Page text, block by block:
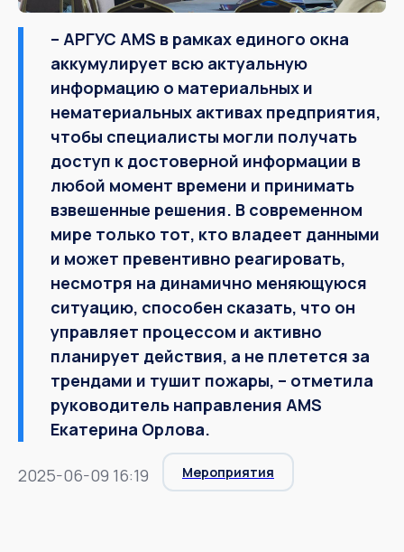
– АРГУС AMS в рамках единого окна
аккумулирует всю актуальную
информацию о материальных и
нематериальных активах предприятия,
чтобы специалисты могли получать
доступ к достоверной информации в
любой момент времени и принимать
взвешенные решения. В современном
мире только тот, кто владеет данными
и может превентивно реагировать,
несмотря на динамично меняющуюся
ситуацию, способен сказать, что он
управляет процессом и активно
планирует действия, а не плетется за
трендами и тушит пожары, – отметила
руководитель направления AMS
Екатерина Орлова.
2025-06-09 16:19 Мероприятия